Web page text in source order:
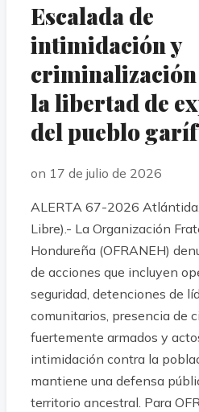
Escalada de
intimidación y
la libertad de
del pueblo
on 17 de julio de 2026
ALERTA 67-2026
Libre).- La Organización
Hondureña (OFRANEH)
de acciones que incluyen
seguridad, detenciones de
comunitarios, presencia de
fuertemente armados y
intimidación contra la
mantiene una defensa
territorio ancestral. Para